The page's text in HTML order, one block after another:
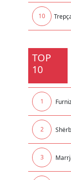
10
TOP
10
1
2
3